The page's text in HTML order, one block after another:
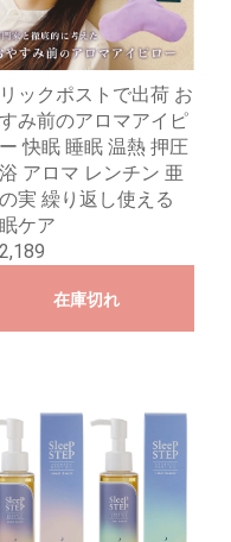
ックポストで出荷 お
み前のアロマアイピ
快眠 睡眠 温熱 押圧
アロマ レンチン 亜
実 繰り返し使える
ケア
在庫切れ